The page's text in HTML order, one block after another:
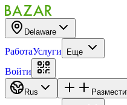
Delaware
РаботаУслуги Еще
Войти
Rus